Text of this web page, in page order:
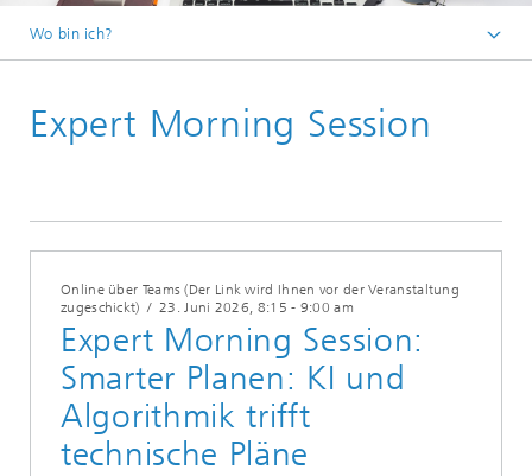
Wo bin ich?
Veranstaltungen
Expert Morning Session
Online über Teams (Der Link wird Ihnen vor der Veranstaltung
zugeschickt) /23. Juni 2026, 8:15 - 9:00 am
Expert Morning Session:
Smarter Planen: KI und
Algorithmik trifft
technische Pläne